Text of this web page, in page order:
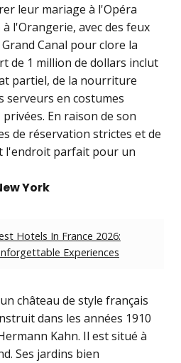
leur mariage à l'Opéra
l'Orangerie, avec des feux
Canal pour clore la
de 1 million de dollars inclut
partiel, de la nourriture
serveurs en costumes
En raison de son
de réservation strictes et de
l'endroit parfait pour un
York
Hotels In France 2026:
Experiences
château de style français
dans les années 1910
Kahn. Il est situé à
Ses jardins bien